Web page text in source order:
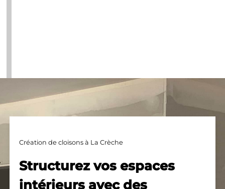
Création de cloisons à La Crèche
Structurez vos espaces
intérieurs avec des